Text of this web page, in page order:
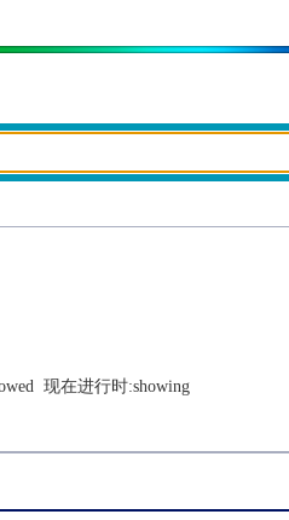
现在进行时:showing